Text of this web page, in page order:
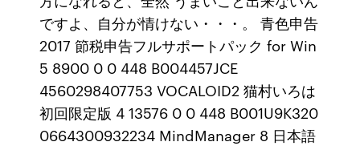
ですよ、自分が情けない・・・。 青色申告
2017 節税申告フルサポートパック for Win
5 8900 0 0 448 B004457JCE
4560298407753 VOCALOID2 猫村いろは
初回限定版 4 13576 0 0 448 B001U9K320
0664300932234 MindManager 8 日本語